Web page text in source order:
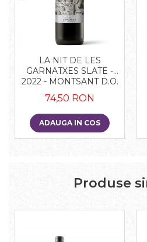
LA NIT DE LES
GARNATXES SLATE -
2022 - MONTSANT D.O.
74,50 RON
ADAUGA IN COS
Produse